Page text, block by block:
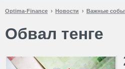
Optima-Finance Новости Важные
Обвал тенге